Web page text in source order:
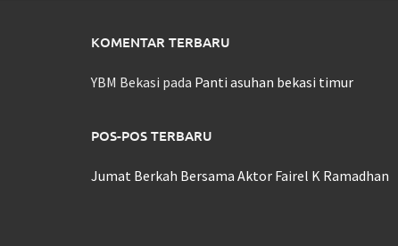
KOMENTAR TERBARU
YBM Bekasi pada Panti asuhan bekasi timur
POS-POS TERBARU
Jumat Berkah Bersama Aktor Fairel K Ramadhan